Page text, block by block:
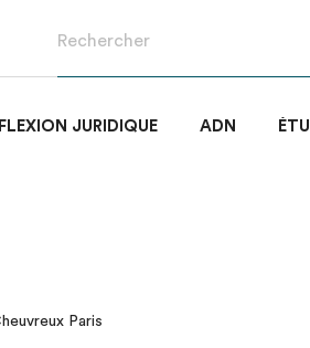
JURIDIQUE ADN
Paris